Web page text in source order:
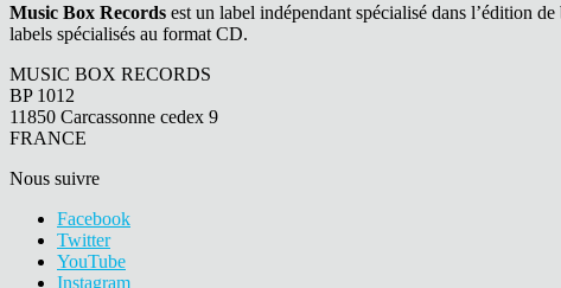
Music Box Records est un label indépendant spécialisé dans l’édition de
labels spécialisés au format CD.
MUSIC BOX RECORDS
BP 1012
11850 Carcassonne cedex 9
FRANCE
Nous suivre
Facebook
Twitter
YouTube
Instagram